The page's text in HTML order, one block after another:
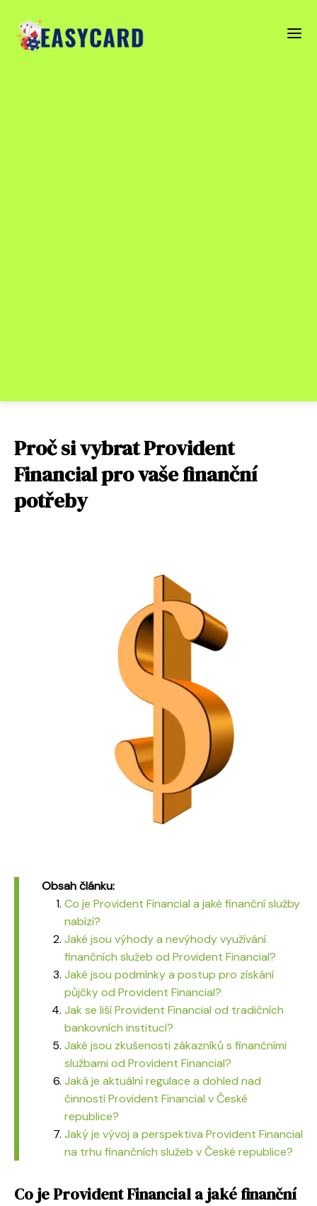
Proč si vybrat Provident
Financial pro vaše finanční
potřeby
Obsah článku:
Co je Provident Financial a jaké finanční služby
nabízí?
Jaké jsou výhody a nevýhody využívání
finančních služeb od Provident Financial?
Jaké jsou podmínky a postup pro získání
půjčky od Provident Financial?
Jak se liší Provident Financial od tradičních
bankovních institucí?
Jaké jsou zkušenosti zákazníků s finančními
službami od Provident Financial?
Jaká je aktuální regulace a dohled nad
činností Provident Financial v České
republice?
Jaký je vývoj a perspektiva Provident Financial
na trhu finančních služeb v České republice?
Co je Provident Financial a jaké finanční